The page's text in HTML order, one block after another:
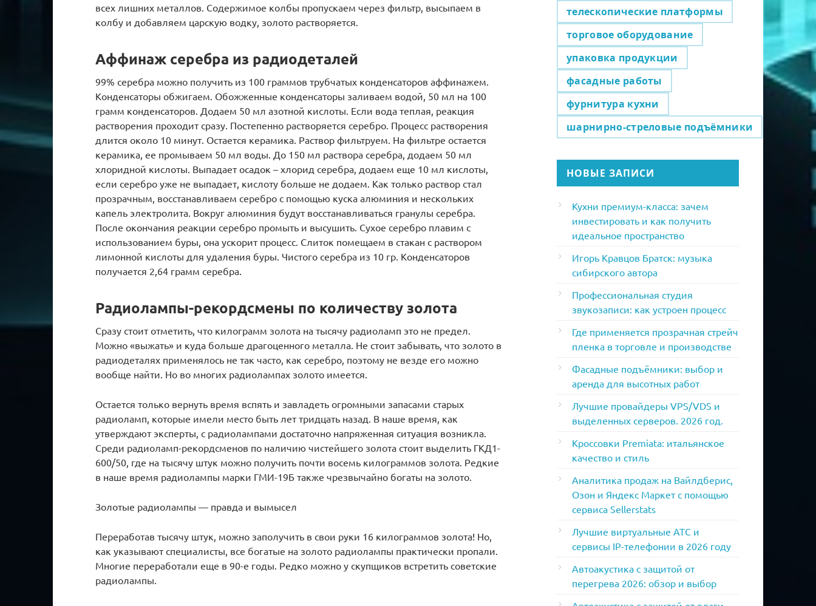
всех лишних металлов. Содержимое колбы пропускаем через фильтр, высыпаем в
колбу и добавляем царскую водку, золото растворяется.
Аффинаж серебра из радиодеталей
99% серебра можно получить из 100 граммов трубчатых конденсаторов аффинажем.
Конденсаторы обжигаем. Обожженные конденсаторы заливаем водой, 50 мл на 100
грамм конденсаторов. Додаем 50 мл азотной кислоты. Если вода теплая, реакция
растворения проходит сразу. Постепенно растворяется серебро. Процесс растворения
длится около 10 минут. Остается керамика. Раствор фильтруем. На фильтре остается
керамика, ее промываем 50 мл воды. До 150 мл раствора серебра, додаем 50 мл
хлоридной кислоты. Выпадает осадок – хлорид серебра, додаем еще 10 мл кислоты,
если серебро уже не выпадает, кислоту больше не додаем. Как только раствор стал
прозрачным, восстанавливаем серебро с помощью куска алюминия и нескольких
капель электролита. Вокруг алюминия будут восстанавливаться гранулы серебра.
После окончания реакции серебро промыть и высушить. Сухое серебро плавим с
использованием буры, она ускорит процесс. Слиток помещаем в стакан с раствором
лимонной кислоты для удаления буры. Чистого серебра из 10 гр. Конденсаторов
получается 2,64 грамм серебра.
Радиолампы-рекордсмены по количеству золота
Сразу стоит отметить, что килограмм золота на тысячу радиоламп это не предел.
Можно «выжать» и куда больше драгоценного металла. Не стоит забывать, что золото в
радиодеталях применялось не так часто, как серебро, поэтому не везде его можно
вообще найти. Но во многих радиолампах золото имеется.
Остается только вернуть время вспять и завладеть огромными запасами старых
радиоламп, которые имели место быть лет тридцать назад. В наше время, как
утверждают эксперты, с радиолампами достаточно напряженная ситуация возникла.
Среди радиоламп-рекордсменов по наличию чистейшего золота стоит выделить ГКД1-
600/50, где на тысячу штук можно получить почти восемь килограммов золота. Редкие
в наше время радиолампы марки ГМИ-19Б также чрезвычайно богаты на золото.
Золотые радиолампы — правда и вымысел
Переработав тысячу штук, можно заполучить в свои руки 16 килограммов золота! Но,
как указывают специалисты, все богатые на золото радиолампы практически пропали.
Многие переработали еще в 90-е годы. Редко можно у скупщиков встретить советские
радиолампы.
телескопические платформы
торговое оборудование
упаковка продукции
фасадные работы
фурнитура кухни
шарнирно-стреловые подъёмники
НОВЫЕ ЗАПИСИ
Кухни премиум-класса: зачем
инвестировать и как получить
идеальное пространство
Игорь Кравцов Братск: музыка
сибирского автора
Профессиональная студия
звукозаписи: как устроен процесс
Где применяется прозрачная стрейч
пленка в торговле и производстве
Фасадные подъёмники: выбор и
аренда для высотных работ
Лучшие провайдеры VPS/VDS и
выделенных серверов. 2026 год.
Кроссовки Premiata: итальянское
качество и стиль
Аналитика продаж на Вайлдберис,
Озон и Яндекс Маркет с помощью
сервиса Sellerstats
Лучшие виртуальные АТС и
сервисы IP-телефонии в 2026 году
Автоакустика с защитой от
перегрева 2026: обзор и выбор